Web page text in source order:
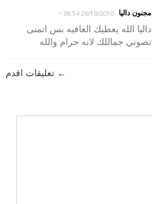
مجنون داليا 26/10/2010 08:54
-
داليا الله يعطيك العافيه بس اتمنى
تصوني جماللك لانه حرام والله
← تعليقات اقدم